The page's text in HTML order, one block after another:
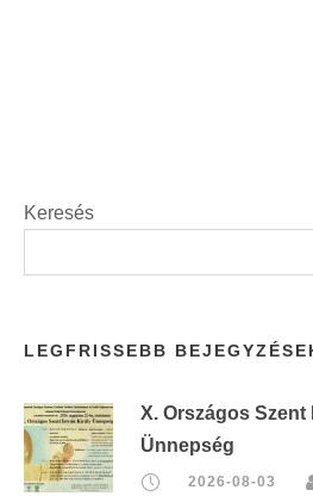
Keresés
LEGFRISSEBB
X. Országos
Ünnepség
2026-08-03